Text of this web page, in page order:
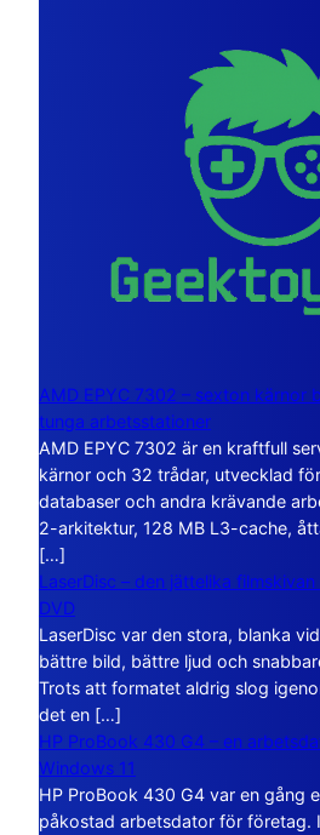
AMD EPYC 7302 – sexton kärnor
tunga arbetsstationer
AMD EPYC 7302 är en kraftfull
kärnor och 32 trådar, utvecklad
databaser och andra krävande
2-arkitektur, 128 MB L3-cache,
[…]
LaserDisc – den jättelika
DVD
LaserDisc var den stora, blanka
bättre bild, bättre ljud och
Trots att formatet aldrig slog
det en […]
HP ProBook 430 G4 – en
Windows 11
HP ProBook 430 G4 var en gång
påkostad arbetsdator för företag.